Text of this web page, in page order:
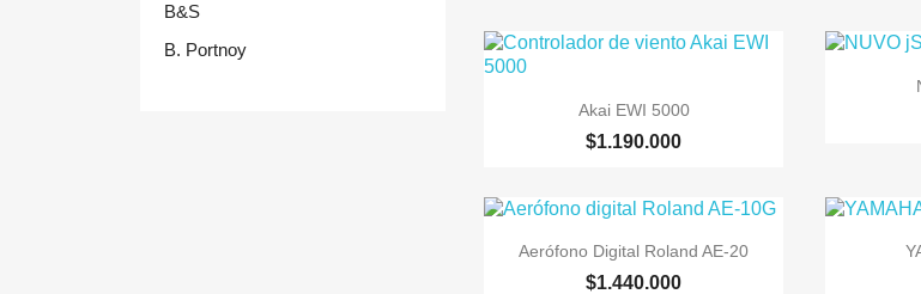
B&S
B. Portnoy
 Vista rápida
Akai EWI 5000
$1.190.000
 Vista rápida
Aerófono Digital Roland AE-20
$1.440.000